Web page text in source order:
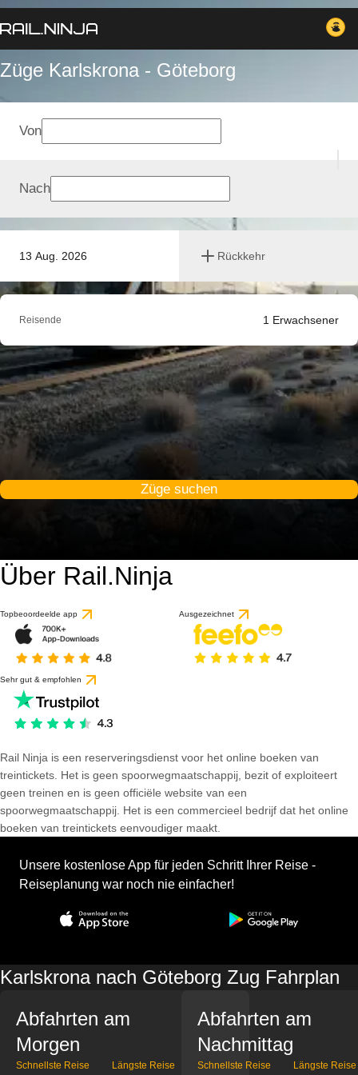
Züge Karlskrona - Göteborg
13 Aug. 2026 Rückkehr
Von
Nach
Reisende 1 Erwachsener
Züge suchen
Über Rail.Ninja
Topbeoordeelde app Ausgezeichnet
Sehr gut & empfohlen
Rail Ninja is een reserveringsdienst voor het online boeken van
treintickets. Het is geen spoorwegmaatschappij, bezit of exploiteert
geen treinen en is geen officiële website van een
spoorwegmaatschappij. Het is een commercieel bedrijf dat het online
boeken van treintickets eenvoudiger maakt.
Unsere kostenlose App für jeden Schritt Ihrer Reise -
Reiseplanung war noch nie einfacher!
Karlskrona nach Göteborg Zug Fahrplan
Abfahrten am
Morgen
Schnellste Reise Längste Reise
Abfahrten am
Nachmittag
Schnellste Reise Längste Reise